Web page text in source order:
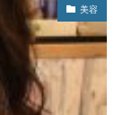
美容